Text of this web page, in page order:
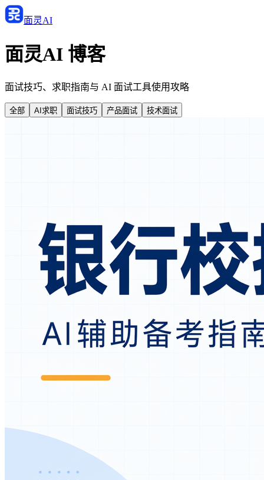
面灵AI
面灵AI 博客
面试技巧、求职指南与 AI 面试工具使用攻略
全部 AI求职 面试技巧 产品面试 技术面试